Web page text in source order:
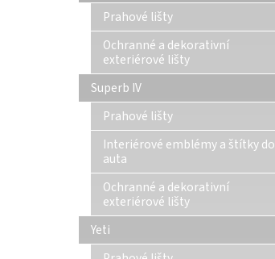
Prahové lišty
Ochranné a dekorativní
exteriérové lišty
Superb IV
Prahové lišty
Interiérové emblémy a štítky do
auta
Ochranné a dekorativní
exteriérové lišty
Yeti